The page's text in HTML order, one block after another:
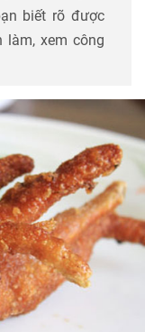
biết rõ được
xem công